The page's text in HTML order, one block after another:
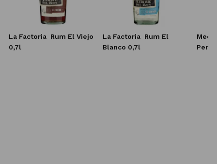
La Factoria Rum El Viejo
0,7l
La Factoria Rum El
Blanco 0,7l